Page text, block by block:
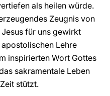
als heilen würde.
Zeugnis von
für uns gewirkt
Lehre
inspirierten Wort Gottes
sakramentale Leben
stützt.